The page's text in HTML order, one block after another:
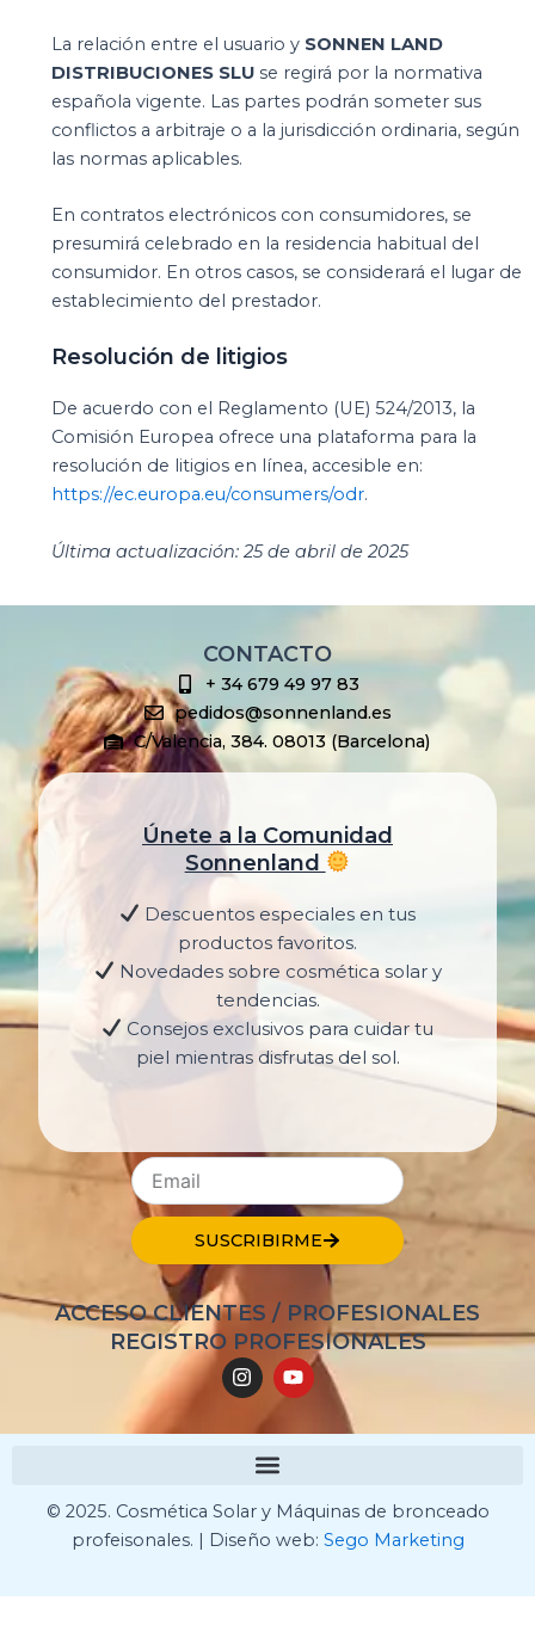
La relación entre el usuario y SONNEN LAND
DISTRIBUCIONES SLU se regirá por la normativa
española vigente. Las partes podrán someter sus
conflictos a arbitraje o a la jurisdicción ordinaria, según
las normas aplicables.
En contratos electrónicos con consumidores, se
presumirá celebrado en la residencia habitual del
consumidor. En otros casos, se considerará el lugar de
establecimiento del prestador.
Resolución de litigios
De acuerdo con el Reglamento (UE) 524/2013, la
Comisión Europea ofrece una plataforma para la
resolución de litigios en línea, accesible en:
https://ec.europa.eu/consumers/odr.
Última actualización: 25 de abril de 2025
CONTACTO
+ 34 679 49 97 83
pedidos@sonnenland.es
C/Valencia, 384. 08013 (Barcelona)
Únete a la Comunidad
Sonnenland
Descuentos especiales en tus
productos favoritos.
Novedades sobre cosmética solar y
tendencias.
Consejos exclusivos para cuidar tu
piel mientras disfrutas del sol.
SUSCRIBIRME
ACCESO CLIENTES / PROFESIONALES
REGISTRO PROFESIONALES
I
n
s
a
m
Y
o
u
© 2025. Cosmética Solar y Máquinas de bronceado
profeisonales. | Diseño web: Sego Marketing